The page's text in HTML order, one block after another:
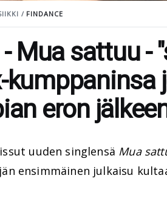
/ FINDANCE
- Mua sattuu -
kumppaninsa
eron
uuden singlensä Mua
ensimmäinen julkaisu